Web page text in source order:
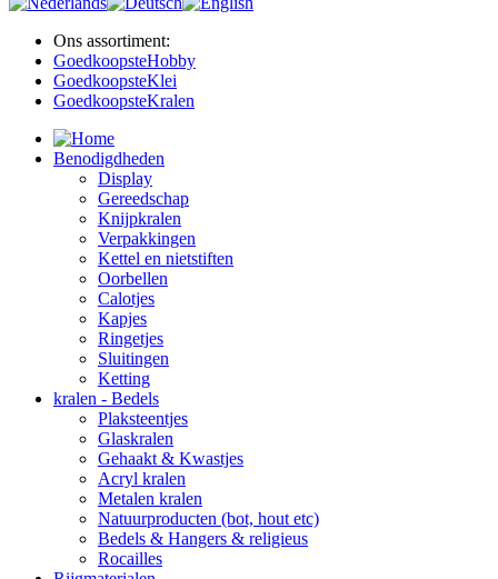
Ons assortiment:
GoedkoopsteHobby
GoedkoopsteKlei
GoedkoopsteKralen
Benodigdheden
Display
Gereedschap
Knijpkralen
Verpakkingen
Kettel en nietstiften
Oorbellen
Calotjes
Kapjes
Ringetjes
Sluitingen
Ketting
kralen - Bedels
Plaksteentjes
Glaskralen
Gehaakt & Kwastjes
Acryl kralen
Metalen kralen
Natuurproducten (bot, hout etc)
Bedels & Hangers & religieus
Rocailles